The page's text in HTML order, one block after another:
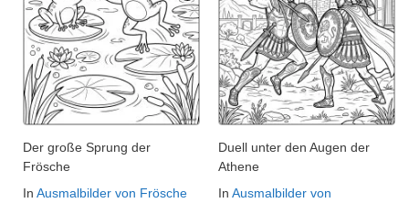
Der große Sprung der
Frösche
In Ausmalbilder von Frösche
Duell unter den Augen der
Athene
In Ausmalbilder von